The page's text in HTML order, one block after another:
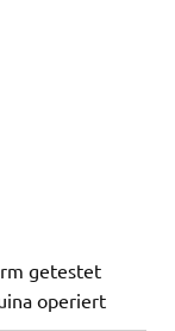
getestet
operiert